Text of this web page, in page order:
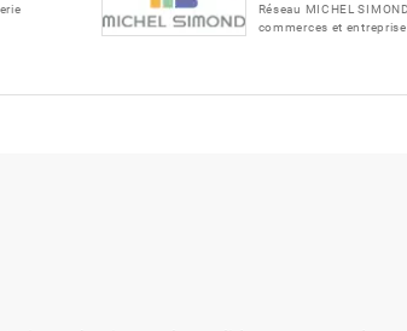
Réseau MICHEL
commerces et